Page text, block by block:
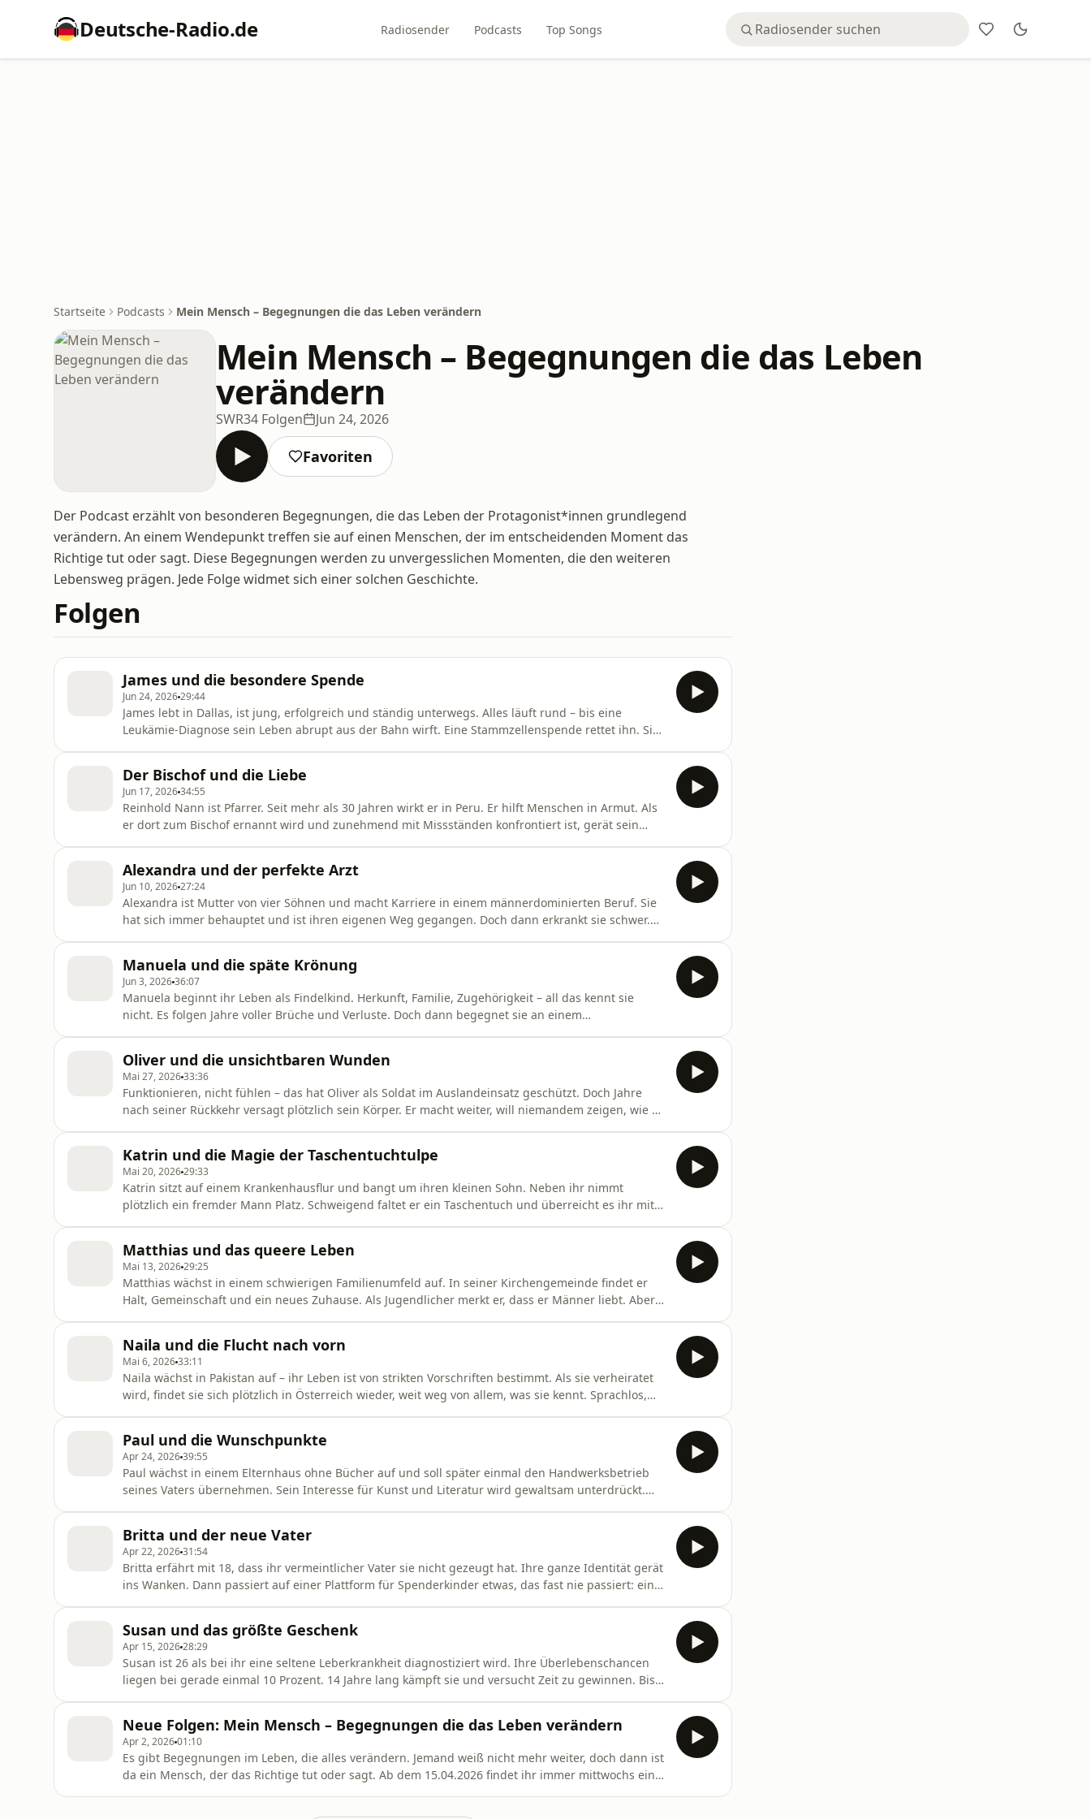
Deutsche-Radio.de Radiosender Podcasts Top Songs
Startseite Podcasts Mein Mensch – Begegnungen die das Leben verändern
Mein Mensch – Begegnungen die das Leben
verändern
SWR34 Folgen Jun 24, 2026
Favoriten
Der Podcast erzählt von besonderen Begegnungen, die das Leben der Protagonist*innen grundlegend
verändern. An einem Wendepunkt treffen sie auf einen Menschen, der im entscheidenden Moment das
Richtige tut oder sagt. Diese Begegnungen werden zu unvergesslichen Momenten, die den weiteren
Lebensweg prägen. Jede Folge widmet sich einer solchen Geschichte.
Folgen
James und die besondere Spende
Jun 24, 202629:44
James lebt in Dallas, ist jung, erfolgreich und ständig unterwegs. Alles läuft rund – bis eine
Leukämie-Diagnose sein Leben abrupt aus der Bahn wirft. Eine Stammzellenspende rettet ihn. Sie
Dimensionen annimmt. Ho
Der Bischof und die Liebe
Jun 17, 202634:55
Reinhold Nann ist Pfarrer. Seit mehr als 30 Jahren wirkt er in Peru. Er hilft Menschen in Armut. Als
er dort zum Bischof ernannt wird und zunehmend mit Missständen konfrontiert ist, gerät sein
Correa Koufen Over
Alexandra und der perfekte Arzt
Jun 10, 202627:24
Alexandra ist Mutter von vier Söhnen und macht Karriere in einem männerdominierten Beruf. Sie
hat sich immer behauptet und ist ihren eigenen Weg gegangen. Doch dann erkrankt sie schwer.
Komposition: W
Manuela und die späte Krönung
Jun 3, 202636:07
Manuela beginnt ihr Leben als Findelkind. Herkunft, Familie, Zugehörigkeit – all das kennt sie
nicht. Es folgen Jahre voller Brüche und Verluste. Doch dann begegnet sie an einem
Joselewitsch Skript: Kristine
Oliver und die unsichtbaren Wunden
Mai 27, 202633:36
Funktionieren, nicht fühlen – das hat Oliver als Soldat im Auslandeinsatz geschützt. Doch Jahre
nach seiner Rückkehr versagt plötzlich sein Körper. Er macht weiter, will niemandem zeigen, wie es
Natalja Joselewitsch Skr
Katrin und die Magie der Taschentuchtulpe
Mai 20, 202629:33
Katrin sitzt auf einem Krankenhausflur und bangt um ihren kleinen Sohn. Neben ihr nimmt
plötzlich ein fremder Mann Platz. Schweigend faltet er ein Taschentuch und überreicht es ihr mit
Wolfgang Pérez Ton und Tec
Matthias und das queere Leben
Mai 13, 202629:25
Matthias wächst in einem schwierigen Familienumfeld auf. In seiner Kirchengemeinde findet er
Halt, Gemeinschaft und ein neues Zuhause. Als Jugendlicher merkt er, dass er Männer liebt. Aber
Lemmerich Kompositi
Naila und die Flucht nach vorn
Mai 6, 202633:11
Naila wächst in Pakistan auf – ihr Leben ist von strikten Vorschriften bestimmt. Als sie verheiratet
wird, findet sie sich plötzlich in Österreich wieder, weit weg von allem, was sie kennt. Sprachlos,
hätte. Host
Paul und die Wunschpunkte
Apr 24, 202639:55
Paul wächst in einem Elternhaus ohne Bücher auf und soll später einmal den Handwerksbetrieb
seines Vaters übernehmen. Sein Interesse für Kunst und Literatur wird gewaltsam unterdrückt.
Maar. Host: Natalja
Britta und der neue Vater
Apr 22, 202631:54
Britta erfährt mit 18, dass ihr vermeintlicher Vater sie nicht gezeugt hat. Ihre ganze Identität gerät
ins Wanken. Dann passiert auf einer Plattform für Spenderkinder etwas, das fast nie passiert: ein
Komposition: Wolf
Susan und das größte Geschenk
Apr 15, 202628:29
Susan ist 26 als bei ihr eine seltene Leberkrankheit diagnostiziert wird. Ihre Überlebenschancen
liegen bei gerade einmal 10 Prozent. 14 Jahre lang kämpft sie und versucht Zeit zu gewinnen. Bis
Joselewitsch Skript:
Neue Folgen: Mein Mensch – Begegnungen die das Leben verändern
Apr 2, 202601:10
Es gibt Begegnungen im Leben, die alles verändern. Jemand weiß nicht mehr weiter, doch dann ist
da ein Mensch, der das Richtige tut oder sagt. Ab dem 15.04.2026 findet ihr immer mittwochs eine